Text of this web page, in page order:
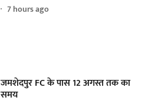
7 hours ago
जमशेदपुर FC के पास 12 अगस्त तक का
समय